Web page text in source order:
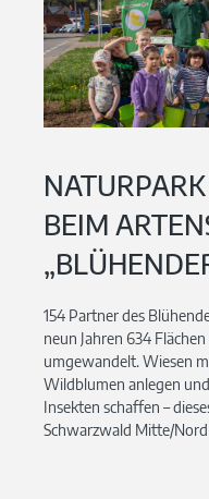
BEIM
154 Partner des
neun Jahren 634
umgewandelt. Wiesen
Wildblumen anlegen
Insekten schaffen –
Schwarzwald Mitte/